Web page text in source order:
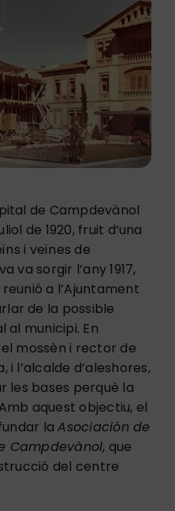
de Campdevànol
de 1920, fruit d’una
i veïnes de
va sorgir l’any 1917,
a l’Ajuntament
de la possible
al municipi. En
mossèn i rector de
i l’alcalde d’aleshores,
les bases perquè la
aquest objectiu, el
fundar laAsociación de
Campdevànol, que
del centre